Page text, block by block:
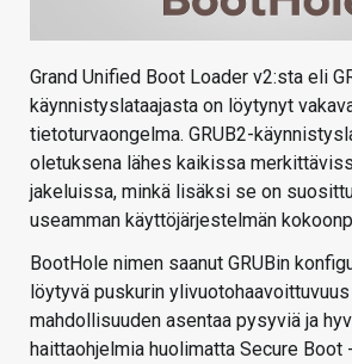
Grand Unified Boot Loader v2:sta eli
käynnistyslataajasta on löytynyt
tietoturvaongelma. GRUB2-
oletuksena lähes kaikissa
jakeluissa, minkä lisäksi se on
useamman käyttöjärjestelmän
BootHole nimen saanut GRUBin
löytyvä puskurin
mahdollisuuden asentaa pysyviä ja
haittaohjelmia huolimatta Secure Boot